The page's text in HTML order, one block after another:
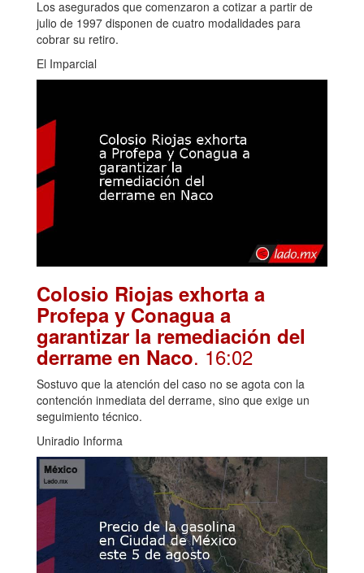
Los asegurados que comenzaron a cotizar a partir de
julio de 1997 disponen de cuatro modalidades para
cobrar su retiro.
El Imparcial
Colosio Riojas exhorta a
Profepa y Conagua a
garantizar la remediación del
derrame en Naco. 16:02
Sostuvo que la atención del caso no se agota con la
contención inmediata del derrame, sino que exige un
seguimiento técnico.
Uniradio Informa